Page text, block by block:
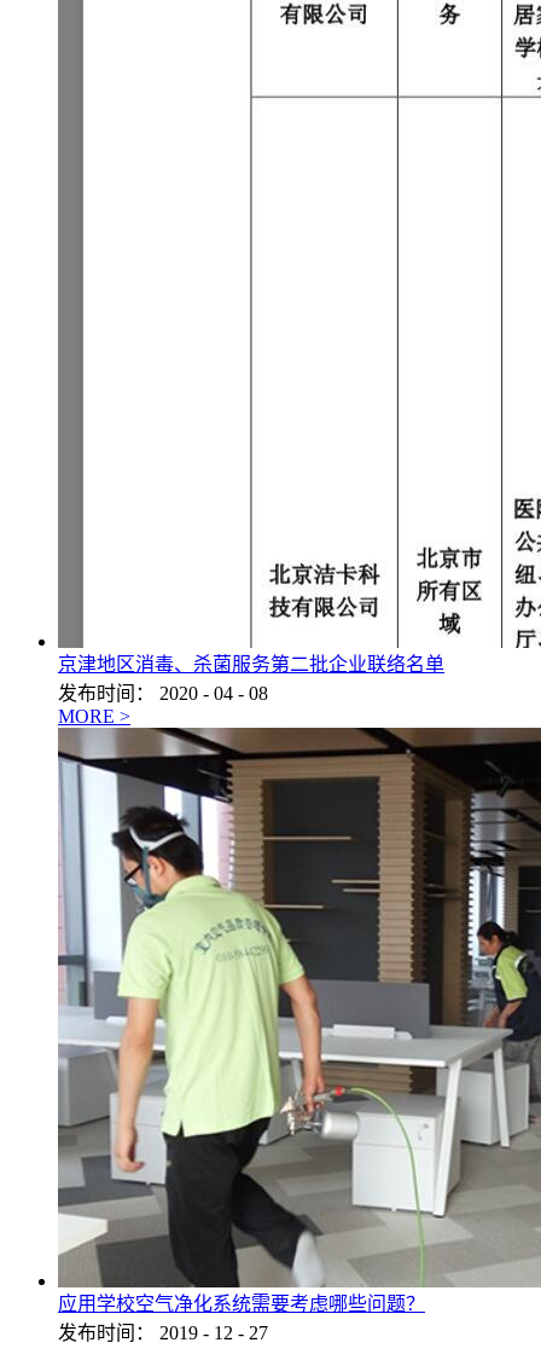
京津地区消毒、杀菌服务第二批企业联络名单
发布时间：
2020 - 04 - 08
MORE >
应用学校空气净化系统需要考虑哪些问题？
发布时间：
2019 - 12 - 27